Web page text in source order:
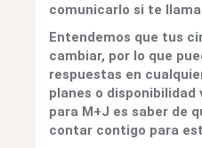
comunicarlo si te
Entendemos que tus
cambiar, por lo que
respuestas en
planes o
para M+J es saber de
contar contigo para